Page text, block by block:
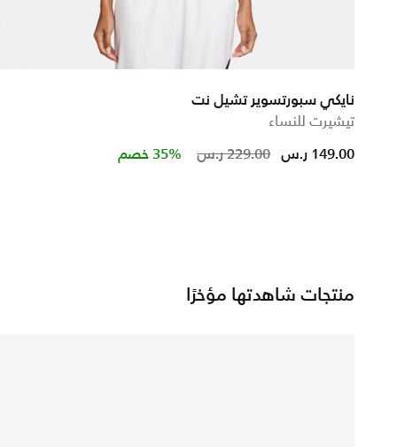
نايكي سبورتسوير تشيل نت
تيشيرت للنساء
Price reduced from229.00 ر.س to149.00 ر.س 35% خصم
منتجات شاهدتها مؤخرًا